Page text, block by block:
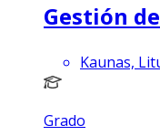
Gestión
Kaunas,
Grado